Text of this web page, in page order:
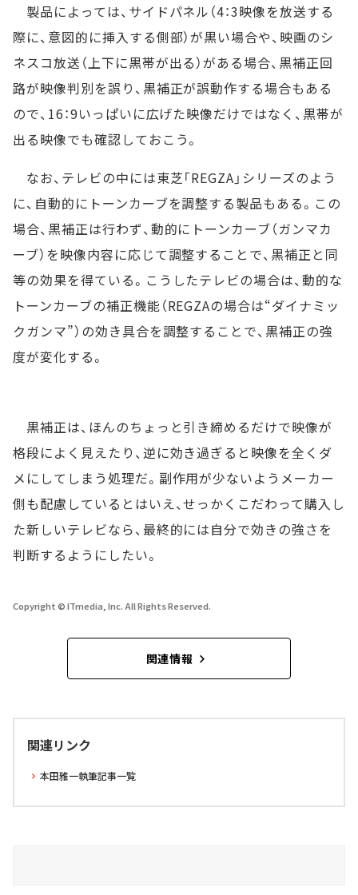
製品によっては、サイドパネル（4：3映像を放送する
際に、意図的に挿入する側部）が黒い場合や、映画のシ
ネスコ放送（上下に黒帯が出る）がある場合、黒補正回
路が映像判別を誤り、黒補正が誤動作する場合もある
ので、16：9いっぱいに広げた映像だけではなく、黒帯が
出る映像でも確認しておこう。
なお、テレビの中には東芝「REGZA」シリーズのよう
に、自動的にトーンカーブを調整する製品もある。この
場合、黒補正は行わず、動的にトーンカーブ（ガンマカ
ーブ）を映像内容に応じて調整することで、黒補正と同
等の効果を得ている。こうしたテレビの場合は、動的な
トーンカーブの補正機能（REGZAの場合は“ダイナミッ
クガンマ”）の効き具合を調整することで、黒補正の強
度が変化する。
黒補正は、ほんのちょっと引き締めるだけで映像が
格段によく見えたり、逆に効き過ぎると映像を全くダ
メにしてしまう処理だ。副作用が少ないようメーカー
側も配慮しているとはいえ、せっかくこだわって購入し
た新しいテレビなら、最終的には自分で効きの強さを
判断するようにしたい。
Copyright © ITmedia, Inc. All Rights Reserved.
関連情報
関連リンク
本田雅一執筆記事一覧